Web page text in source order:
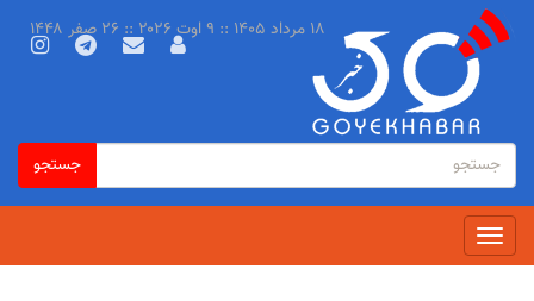
فرم
جستجو
جستجو
جستجو
Toggle
navigation
۱۸ مرداد ۱۴۰۵ :: ۹ اوت ۲۰۲۶ :: ۲۶ صفر ۱۴۴۸